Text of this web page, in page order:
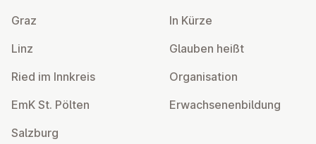
Graz
Linz
Ried im Innkreis
EmK St. Pölten
Salzburg
In Kürze
Glauben heißt
Or­gan­isa­tion
Er­wach­sen­en­bildung